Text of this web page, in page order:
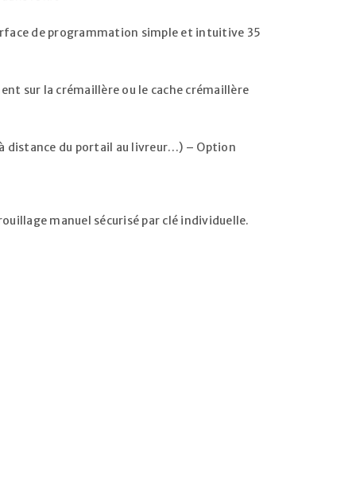
de programmation simple et intuitive 35
sur la crémaillère ou le cache crémaillère
distance du portail au livreur…) – Option
manuel sécurisé par clé individuelle.